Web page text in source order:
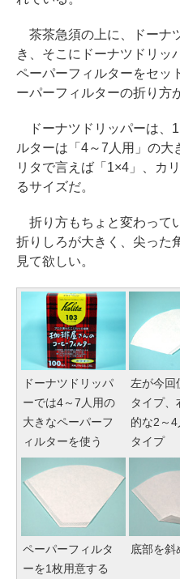
茶茶急須の上に、ドーナ
き、そこにドーナツドリッ
ペーパーフィルターをセッ
ーパーフィルターの折り方
ドーナツドリッパーは、
ルターは「4～7人用」の大
リタで言えば「1×4」、カ
るサイズだ。
折り方もちょと変わって
折りしろが大きく、尖った
見て欲しい。
ドーナツドリッパ
ーでは4～7人用の
大きなペーパーフ
ィルターを使う
左が今回
タイプ、
的な2～
タイプ
ペーパーフィルタ
ーを1枚用意する
底部を斜